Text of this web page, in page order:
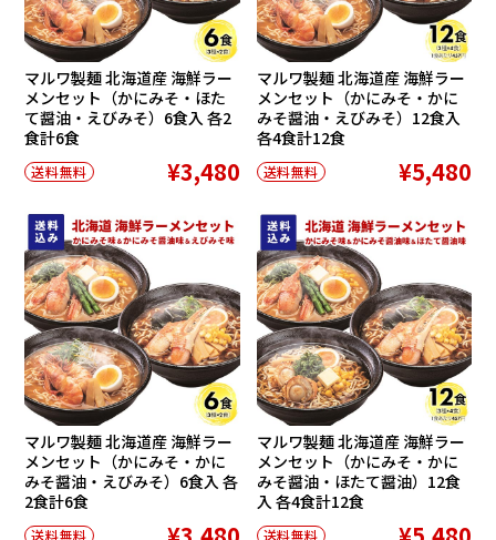
マルワ製麺 北海道産 海鮮ラー
メンセット（かにみそ・ほた
て醤油・えびみそ）6食入 各2
食計6食
送料無料 ¥3,480
マルワ製麺 北海道産 海鮮ラー
メンセット（かにみそ・かに
みそ醤油・えびみそ）12食入
各4食計12食
送料無料 ¥5,480
マルワ製麺 北海道産 海鮮ラー
メンセット（かにみそ・かに
みそ醤油・えびみそ）6食入 各
2食計6食
送料無料
マルワ製麺 北海道産 海鮮ラー
メンセット（かにみそ・かに
みそ醤油・ほたて醤油）12食
入 各4食計12食
送料無料